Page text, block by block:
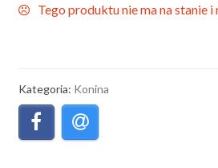
Tego produktu nie ma na stanie i
Kategoria: Konina